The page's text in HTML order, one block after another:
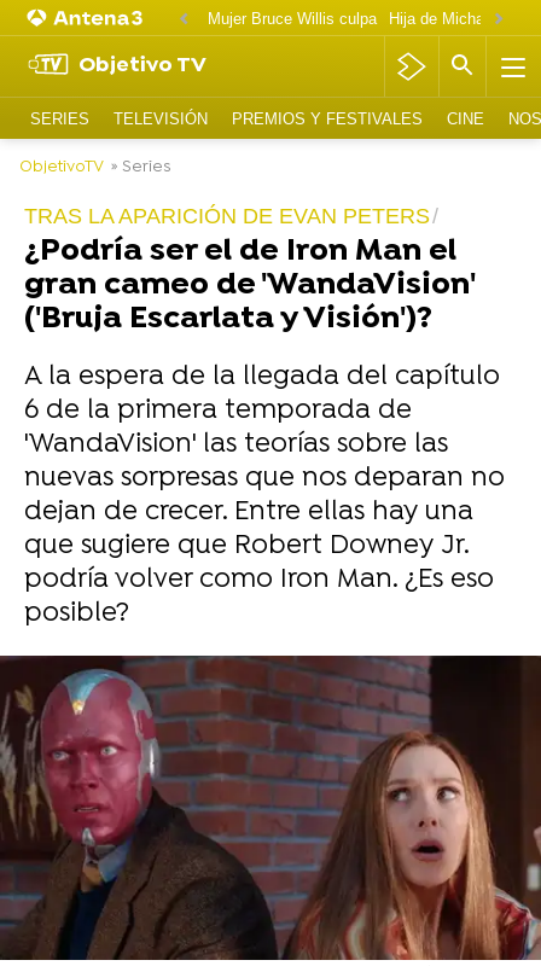
Mujer Bruce Willis culpa
Objetivo TV
SERIES TELEVISIÓN PREMIOS Y FESTIVALES CINE
ObjetivoTV » Series
TRAS LA APARICIÓN DE EVAN PETERS
¿Podría ser el de Iron Man el
gran cameo de 'WandaVision'
('Bruja Escarlata y Visión')?
A la espera de la llegada del capítulo
6 de la primera temporada de
'WandaVision' las teorías sobre las
nuevas sorpresas que nos deparan no
dejan de crecer. Entre ellas hay una
que sugiere que Robert Downey Jr.
podría volver como Iron Man. ¿Es eso
posible?
-